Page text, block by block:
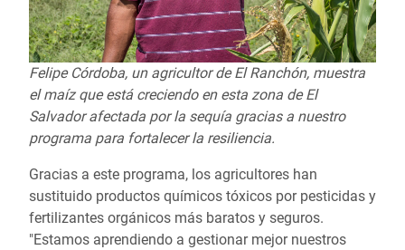
Felipe Córdoba, un agricultor de El Ranchón, muestra
el maíz que está creciendo en esta zona de El
Salvador afectada por la sequía gracias a nuestro
programa para fortalecer la resiliencia.
Gracias a este programa, los agricultores han
sustituido productos químicos tóxicos por pesticidas y
fertilizantes orgánicos más baratos y seguros.
"Estamos aprendiendo a gestionar mejor nuestros